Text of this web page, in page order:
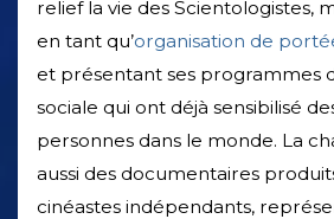
relief la vie des Scientologistes,
en tant qu’organisation de
et présentant ses programmes
sociale qui ont déjà sensibilisé
personnes dans le monde. La
aussi des documentaires
cinéastes indépendants,